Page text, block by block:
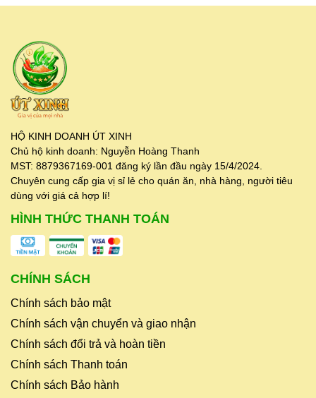
HỘ KINH DOANH ÚT XINH
Chủ hộ kinh doanh: Nguyễn Hoàng Thanh
MST: 8879367169-001 đăng ký lần đầu ngày 15/4/2024.
Chuyên cung cấp gia vị sỉ lẻ cho quán ăn, nhà hàng, người tiêu
dùng với giá cả hợp lí!
HÌNH THỨC THANH TOÁN
CHÍNH SÁCH
Chính sách bảo mật
Chính sách vận chuyển và giao nhận
Chính sách đổi trả và hoàn tiền
Chính sách Thanh toán
Chính sách Bảo hành